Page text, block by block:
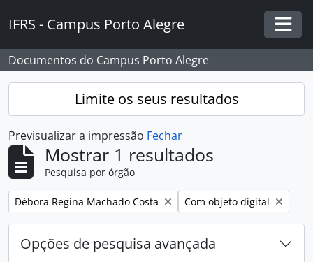
IFRS - Campus Porto Alegre
Documentos do Campus Porto Alegre
Limite os seus resultados
Previsualizar a impressão Fechar
Mostrar 1 resultados
Pesquisa por órgão
Remover filtro:
Débora Regina Machado Costa Remover filtro:
Com objeto digital
Opções de pesquisa avançada